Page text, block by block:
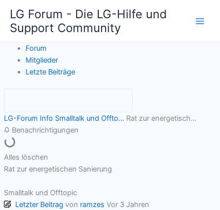
Inhalt
springen
LG Forum - Die LG-Hilfe und
Support Community
Forum
Mitglieder
Letzte Beiträge
LG-Forum Info Smalltalk und Offto... Rat zur energetisch...
Benachrichtigungen
Alles löschen
Rat zur energetischen Sanierung
Smalltalk und Offtopic
Letzter Beitrag von ramzes Vor 3 Jahren